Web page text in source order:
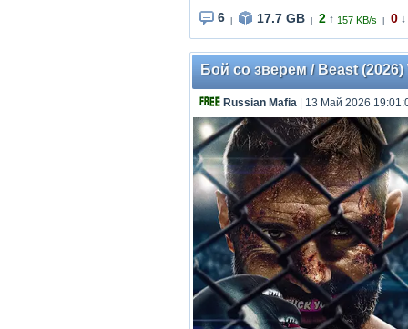
6 17.7 GB 2 ↑ 157 KB/s 0 ↓
Бой со зверем / Beast (2026)
Russian Mafia | 13 Май 2026